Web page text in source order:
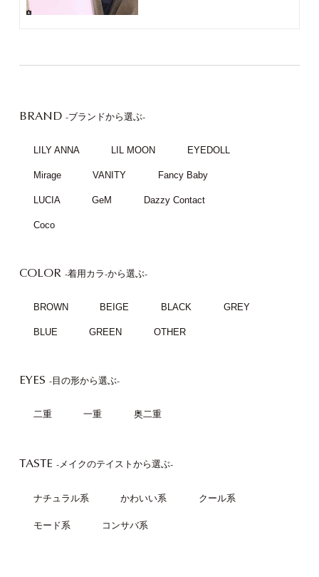
BRAND -ブランドから選ぶ-
LILY ANNA LIL MOON EYEDOLL
Mirage VANITY Fancy Baby
LUCIA GeM Dazzy Contact
Coco
COLOR -着用カラ-から選ぶ-
BROWN BEIGE BLACK GREY
BLUE GREEN OTHER
EYES -目の形から選ぶ-
二重 一重 奥二重
TASTE -メイクのテイストから選ぶ-
ナチュラル系 かわいい系 クール系
モード系 コンサバ系